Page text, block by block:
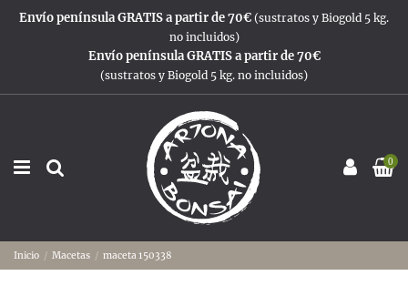
Envío península GRATIS a partir de 70€ (sustratos y Biogold 5 kg.
no incluidos)
Envío península GRATIS a partir de 70€
(sustratos y Biogold 5 kg. no incluidos)
0
Inicio Macetas maceta 150338